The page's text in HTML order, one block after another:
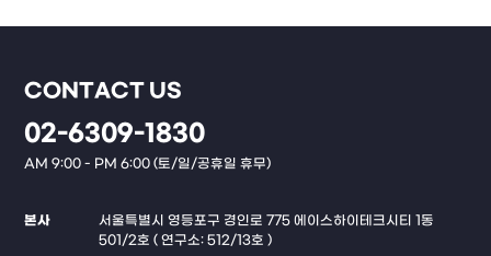
CONTACT US
02-6309-1830
AM 9:00 - PM 6:00 (토/일/공휴일 휴무)
본사
서울특별시 영등포구 경인로 775 에이스하이테크시티 1동
501/2호 ( 연구소: 512/13호 )